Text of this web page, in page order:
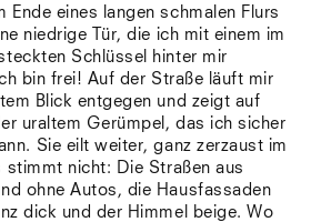
Ende eines langen schmalen Flurs
niedrige Tür, die ich mit einem im
Schlüssel hinter mir
bin frei! Auf der Straße läuft mir
Blick entgegen und zeigt auf
uraltem Gerümpel, das ich sicher
Sie eilt weiter, ganz zerzaust im
stimmt nicht: Die Straßen aus
ohne Autos, die Hausfassaden
dick und der Himmel beige. Wo